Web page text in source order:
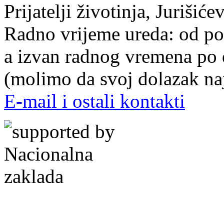
Prijatelji životinja,
Radno vrijeme ureda: od
a izvan radnog vremena
(molimo da svoj dolazak
E-mail i ostali kontakti